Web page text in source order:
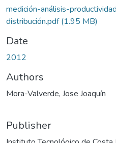
medición-análisis-
distribución.pdf(1.95 MB)
Date
2012
Authors
Mora-Valverde, Jose Joaquín
Publisher